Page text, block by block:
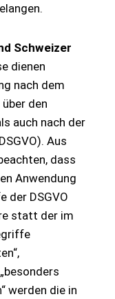
Schweizer
dienen
nach dem
den
auch nach der
Aus
dass
Anwendung
der DSGVO
statt der im
werden die in